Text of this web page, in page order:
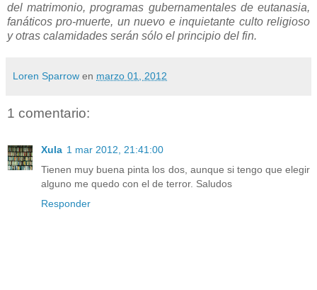
del matrimonio, programas gubernamentales de eutanasia,
fanáticos pro-muerte, un nuevo e inquietante culto religioso
y otras calamidades serán sólo el principio del fin.
Loren Sparrow en marzo 01, 2012
1 comentario:
Xula 1 mar 2012, 21:41:00
Tienen muy buena pinta los dos, aunque si tengo que elegir
alguno me quedo con el de terror. Saludos
Responder